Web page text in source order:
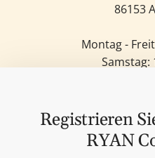
86153
Montag -
Samstag:
Registrieren
RYAN